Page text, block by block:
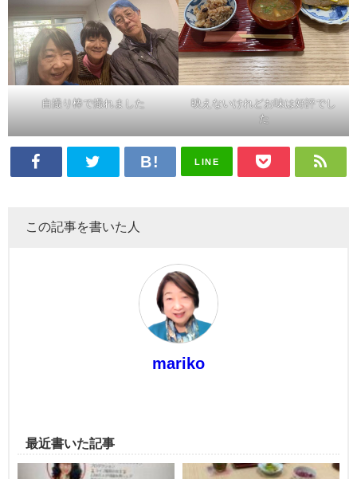
自撮り棒で撮れました
映えないけれどお味は好評でし
た
LINE
この記事を書いた人
mariko
最近書いた記事